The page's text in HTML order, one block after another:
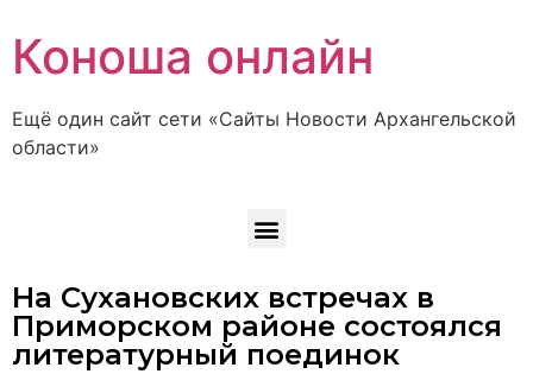
Коноша онлайн
Ещё один сайт сети «Сайты Новости Архангельской
области»
На Сухановских встречах в
Приморском районе состоялся
литературный поединок